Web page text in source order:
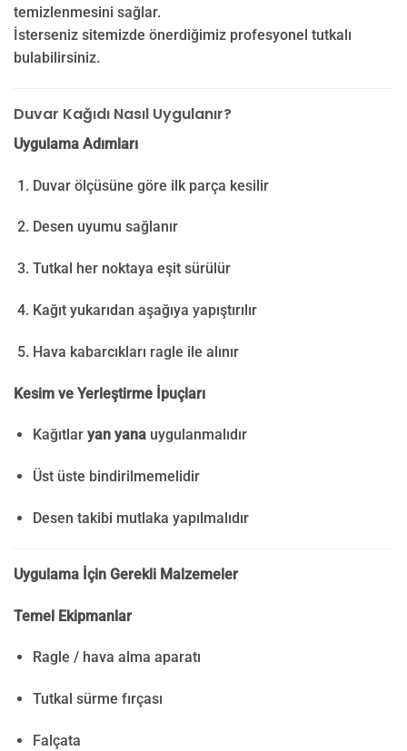
temizlenmesini sağlar.
İsterseniz sitemizde önerdiğimiz profesyonel tutkalı
bulabilirsiniz.
Duvar Kağıdı Nasıl Uygulanır?
Uygulama Adımları
Duvar ölçüsüne göre ilk parça kesilir
Desen uyumu sağlanır
Tutkal her noktaya eşit sürülür
Kağıt yukarıdan aşağıya yapıştırılır
Hava kabarcıkları ragle ile alınır
Kesim ve Yerleştirme İpuçları
Kağıtlar yan yanauygulanmalıdır
Üst üste bindirilmemelidir
Desen takibi mutlaka yapılmalıdır
Uygulama İçin Gerekli Malzemeler
Temel Ekipmanlar
Ragle / hava alma aparatı
Tutkal sürme fırçası
Falçata